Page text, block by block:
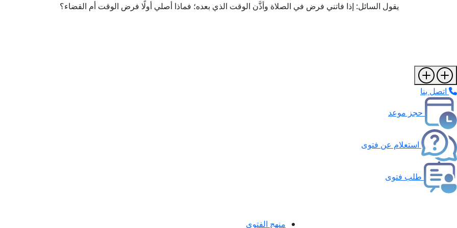
يقول السائل: إذا فاتني فرض في الصلاة وأذَّن الوقت الذي بعده؛ فماذا أصلي أولًا فرض الوقت أم القضاء؟
اتصل بنا
حجز موعد
استعلام عن فتوى
طلب فتوى
منهج الفتوى